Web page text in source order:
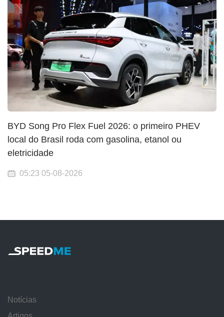
BYD Song Pro Flex Fuel 2026: o primeiro PHEV
local do Brasil roda com gasolina, etanol ou
eletricidade
05:23 05-08-2026
Notícias